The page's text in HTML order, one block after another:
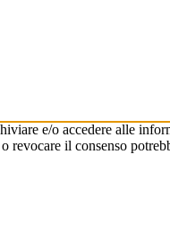
e/o accedere alle
il consenso